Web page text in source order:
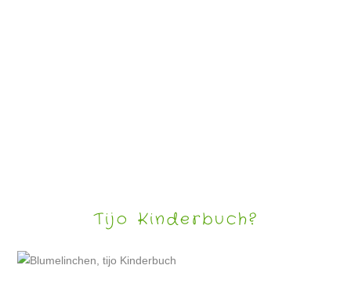
Tijo Kinderbuch?